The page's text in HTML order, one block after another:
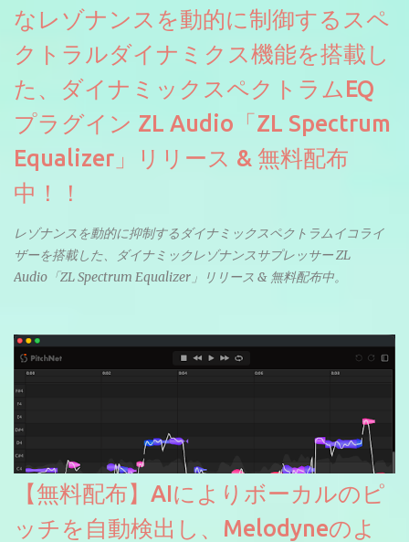
なレゾナンスを動的に制御するスペ
クトラルダイナミクス機能を搭載し
た、ダイナミックスペクトラムEQ
プラグイン ZL Audio「ZL Spectrum
Equalizer」リリース & 無料配布
中！！
レゾナンスを動的に抑制するダイナミックスペクトラムイコライ
ザーを搭載した、ダイナミックレゾナンスサプレッサー ZL
Audio「ZL Spectrum Equalizer」リリース & 無料配布中。
【無料配布】AIによりボーカルのピ
ッチを自動検出し、Melodyneのよ